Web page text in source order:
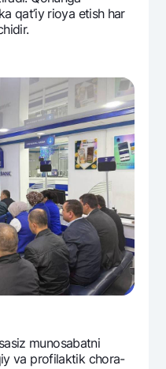
qat’iy rioya etish har
munosabatni
va profilaktik chora-